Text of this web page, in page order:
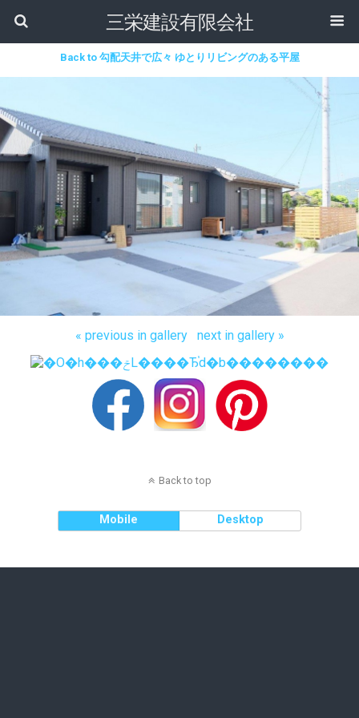
三栄建設有限会社
Back to 勾配天井で広々 ゆとりリビングのある平屋
« previous in gallery next in gallery »
Back to top
Mobile Desktop